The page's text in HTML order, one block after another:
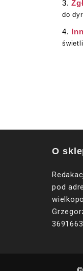
do
O
pod